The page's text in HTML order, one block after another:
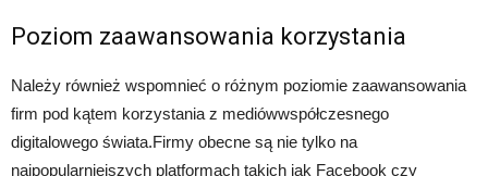
Poziom zaawansowania korzystania
Należy również wspomnieć o różnym poziomie zaawansowania
firm pod kątem korzystania z mediówwspółczesnego
digitalowego świata.Firmy obecne są nie tylko na
najpopularniejszych platformach takich jak Facebook czy